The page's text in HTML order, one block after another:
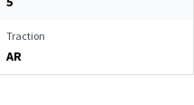
Traction
AR